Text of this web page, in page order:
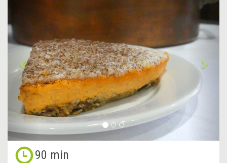
90 min